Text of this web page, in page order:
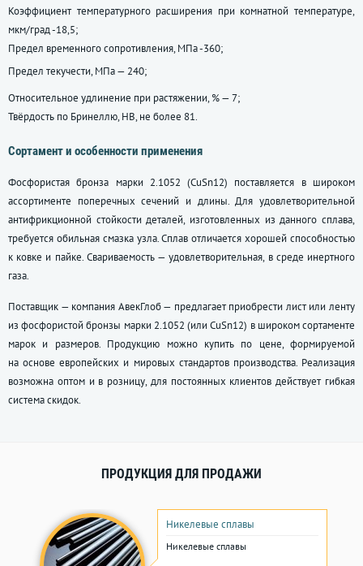
Коэффициент температурного расширения при комнатной температуре,
мкм/град -18,5;
Предел временного сопротивления, МПа -360;
Предел текучести, МПа — 240;
Относительное удлинение при растяжении, % — 7;
Твёрдость по Бринеллю, НВ, не более 81.
Сортамент и особенности применения
Фосфористая бронза марки 2.1052 (CuSn12) поставляется в широком
ассортименте поперечных сечений и длины. Для удовлетворительной
антифрикционной стойкости деталей, изготовленных из данного сплава,
требуется обильная смазка узла. Сплав отличается хорошей способностью
к ковке и пайке. Свариваемость — удовлетворительная, в среде инертного
газа.
Поставщик — компания АвекГлоб — предлагает приобрести лист или ленту
из фосфористой бронзы марки 2.1052 (или CuSn12) в широком сортаменте
марок и размеров. Продукцию можно купить по цене, формируемой
на основе европейских и мировых стандартов производства. Реализация
возможна оптом и в розницу, для постоянных клиентов действует гибкая
система скидок.
ПРОДУКЦИЯ ДЛЯ ПРОДАЖИ
Никелевые сплавы
Никелевые сплавы